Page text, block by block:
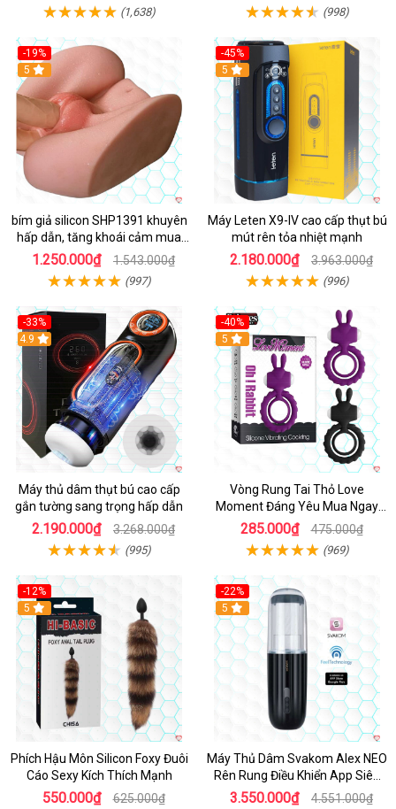
(1,638) (998)
-19%
Hot
5
bím giả silicon SHP1391 khuyên
hấp dẫn, tăng khoái cảm mua
ngay
1.250.000₫ 1.543.000₫
(997)
-45%
Hot
5
Máy Leten X9-IV cao cấp thụt bú
mút rên tỏa nhiệt mạnh
2.180.000₫ 3.963.000₫
(996)
-33%
Hot
4.9
Máy thủ dâm thụt bú cao cấp
gắn tường sang trọng hấp dẫn
2.190.000₫ 3.268.000₫
(995)
-40%
5
Vòng Rung Tai Thỏ Love
Moment Đáng Yêu Mua Ngay
Giá Tốt
285.000₫ 475.000₫
(969)
-12%
Hot
5
Phích Hậu Môn Silicon Foxy Đuôi
Cáo Sexy Kích Thích Mạnh
550.000₫ 625.000₫
-22%
5
Máy Thủ Dâm Svakom Alex NEO
Rên Rung Điều Khiển App Siêu
Phê
3.550.000₫ 4.551.000₫